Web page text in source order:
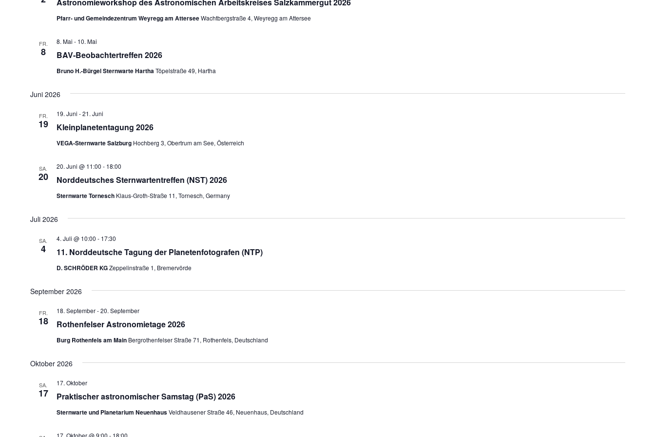
Pfarr- und Gemeindezentrum Weyregg am AtterseeWachtbergstraße 4, Weyregg am Attersee
FR.
8 BAV-Beobachtertreffen 2026
8. Mai - 10. Mai
Bruno H.-Bürgel Sternwarte HarthaTöpelstraße 49, Hartha
Juni 2026
FR.
19 Kleinplanetentagung 2026
19. Juni -21. Juni
VEGA-Sternwarte Salzburg Hochberg 3, Obertrum am See, Österreich
SA.
20 Norddeutsches Sternwartentreffen (NST) 2026
20. Juni @ 11:00 - 18:00
Sternwarte Tornesch Klaus-Groth-Straße 11, Tornesch, Germany
Juli 2026
SA.
4 11. Norddeutsche Tagung der Planetenfotografen (NTP)
4. Juli @ 10:00 - 17:30
D. SCHRÖDER KGZeppelinstraße 1, Bremervörde
September 2026
FR.
18 Rothenfelser Astronomietage 2026
18. September-20. September
Burg Rothenfels am Main Bergrothenfelser Straße 71, Rothenfels, Deutschland
Oktober 2026
SA.
17 Praktischer astronomischer Samstag (PaS) 2026
17. Oktober
Sternwarte und Planetarium NeuenhausVeldhausener Straße 46, Neuenhaus, Deutschland
17. Oktober @ 9:00 - 18:00